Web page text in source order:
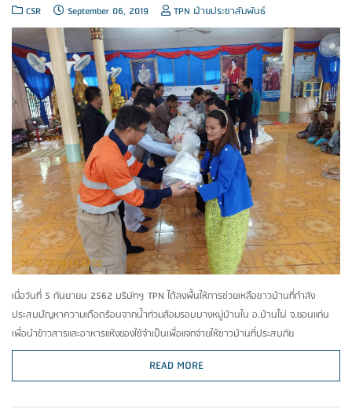
CSR September 06, 2019 TPN ฝ่ายประชาสัมพันธ์
เมื่อวันที่ 5 กันยายน 2562 บริษัทฯ TPN ได้ลงพื้นให้การช่วยเหลือชาวบ้านที่กำลัง
ประสบปัญหาความเดือดร้อนจากน้ำท่วมล้อมรอบบางหมู่บ้านใน อ.บ้านไผ่ จ.ขอนแก่น
เพื่อนำข้าวสารและอาหารแห้งของใช้จำเป็นเพื่อแจกจ่ายให้ชาวบ้านที่ประสบภัย
READ MORE